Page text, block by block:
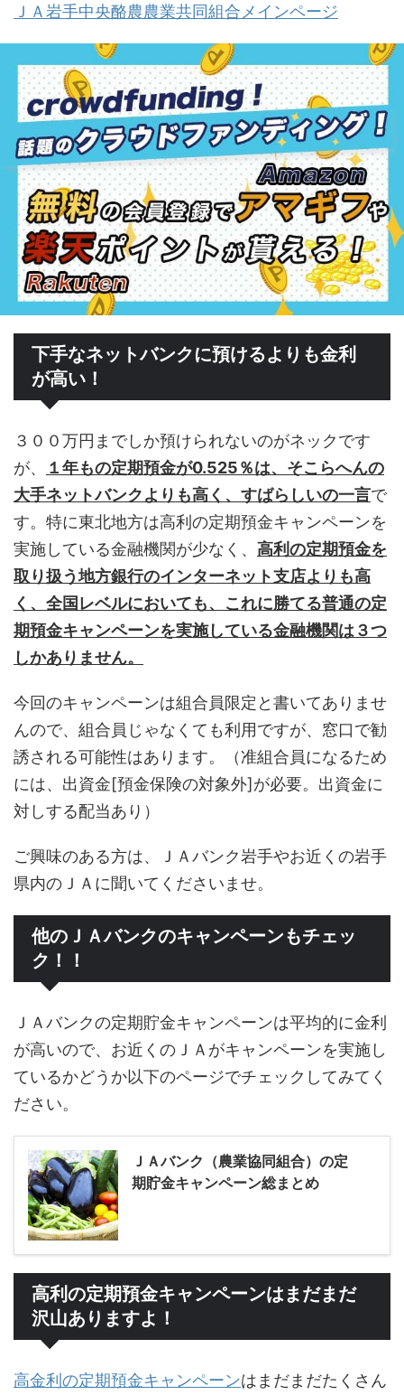
ＪＡ岩手中央酪農農業共同組合メインページ
下手なネットバンクに預けるよりも金利
が高い！
３００万円までしか預けられないのがネックです
が、
１年もの定期預金が0.525％は、そこらへんの
大手ネットバンクよりも高く、すばらしいの一言で
す。特に東北地方は高利の定期預金キャンペーンを
実施している金融機関が少なく、 高利の定期預金を
取り扱う地方銀行のインターネット支店よりも高
く、全国レベルにおいても、これに勝てる普通の定
期預金キャンペーンを実施している金融機関は３つ
しかありません。
今回のキャンペーンは組合員限定と書いてありませ
んので、組合員じゃなくても利用ですが、窓口で勧
誘される可能性はあります。（准組合員になるため
には、出資金[預金保険の対象外]が必要。出資金に
対しする配当あり）
ご興味のある方は、ＪＡバンク岩手やお近くの岩手
県内のＪＡに聞いてくださいませ。
他のＪＡバンクのキャンペーンもチェッ
ク！！
ＪＡバンクの定期貯金キャンペーンは平均的に金利
が高いので、お近くのＪＡがキャンペーンを実施し
ているかどうか以下のページでチェックしてみてく
ださい。
ＪＡバンク（農業協同組合）の定
期貯金キャンペーン総まとめ
高利の定期預金キャンペーンはまだまだ
沢山ありますよ！
高金利の定期預金キャンペーンはまだまだたくさん